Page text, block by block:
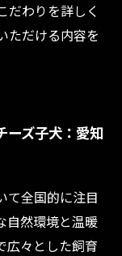
だわりを詳しく
ただける内容を
ーズ子犬：愛知
て全国的に注目
自然環境と温暖
広々とした飼育